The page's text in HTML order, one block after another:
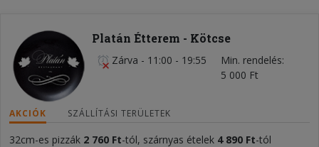
Platán Étterem - Kötcse
Zárva - 11:00 - 19:55
Min. rendelés
5 000 Ft
AKCIÓK SZÁLLÍTÁSI TERÜLETEK
32cm-es pizzák 2 760 Ft-tól, szárnyas ételek 4 890 Ft-tól